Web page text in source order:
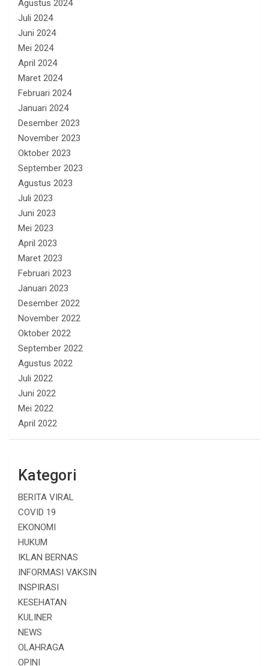
Agustus 2024
Juli 2024
Juni 2024
Mei 2024
April 2024
Maret 2024
Februari 2024
Januari 2024
Desember 2023
November 2023
Oktober 2023
September 2023
Agustus 2023
Juli 2023
Juni 2023
Mei 2023
April 2023
Maret 2023
Februari 2023
Januari 2023
Desember 2022
November 2022
Oktober 2022
September 2022
Agustus 2022
Juli 2022
Juni 2022
Mei 2022
April 2022
Kategori
BERITA VIRAL
COVID 19
EKONOMI
HUKUM
IKLAN BERNAS
INFORMASI VAKSIN
INSPIRASI
KESEHATAN
KULINER
NEWS
OLAHRAGA
OPINI